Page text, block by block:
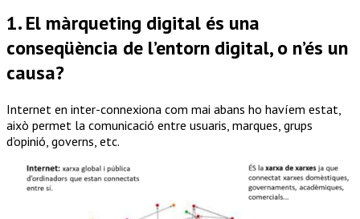
1. El màrqueting digital és una
conseqüència de l’entorn digital, o n’és un
causa?
Internet en inter-connexiona com mai abans ho havíem estat,
això permet la comunicació entre usuaris, marques, grups
d’opinió, governs, etc.